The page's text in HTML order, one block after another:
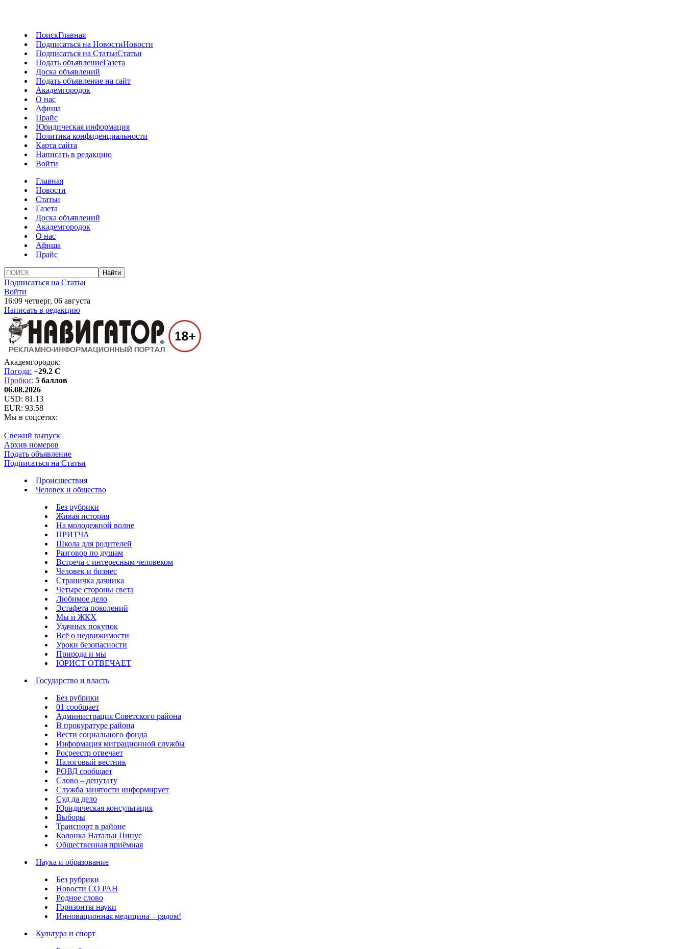
ПоискГлавная
Подписаться на НовостиНовости
Подписаться на СтатьиСтатьи
Подать объявлениеГазета
Доска объявлений
Подать объявление на сайт
Академгородок
О нас
Афиша
Прайс
Юридическая информация
Политика конфиденциальности
Карта сайта
Написать в редакцию
Войти
Главная
Новости
Статьи
Газета
Доска объявлений
Академгородок
О нас
Афиша
Прайс
Подписаться на Статьи
Войти
16:09 четверг, 06 августа
Написать в редакцию
Академгородок:
Погода: +29.2 C
Пробки: 5 баллов
06.08.2026
USD: 81.13
EUR: 93.58
Мы в соцсетях:
Свежий выпуск
Архив номеров
Подать объявление
Подписаться на Статьи
Происшествия
Человек и общество
Без рубрики
Живая история
На молодежной волне
ПРИТЧА
Школа для родителей
Разговор по душам
Встреча с интересным человеком
Человек и бизнес
Страничка дачника
Четыре стороны света
Любимое дело
Эстафета поколений
Мы и ЖКХ
Удачных покупок
Всё о недвижимости
Уроки безопасности
Природа и мы
ЮРИСТ ОТВЕЧАЕТ
Государство и власть
Без рубрики
01 сообщает
Администрация Советского района
В прокуратуре района
Вести социального фонда
Информация миграционной службы
Росреестр отвечает
Налоговый вестник
РОВД сообщает
Слово – депутату
Служба занятости информирует
Суд да дело
Юридическая консультация
Выборы
Транспорт в районе
Колонка Натальи Пинус
Общественная приёмная
Наука и образование
Без рубрики
Новости СО РАН
Родное слово
Горизонты науки
Инновационная медицина – рядом!
Культура и спорт